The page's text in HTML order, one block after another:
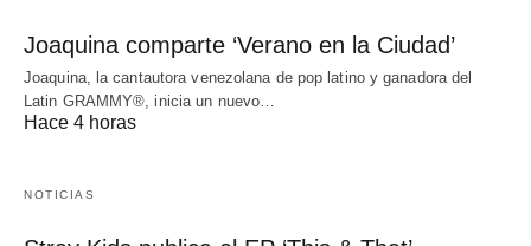
Joaquina comparte ‘Verano en la Ciudad’
Joaquina, la cantautora venezolana de pop latino y ganadora del
Latin GRAMMY®, inicia un nuevo…
Hace 4 horas
NOTICIAS